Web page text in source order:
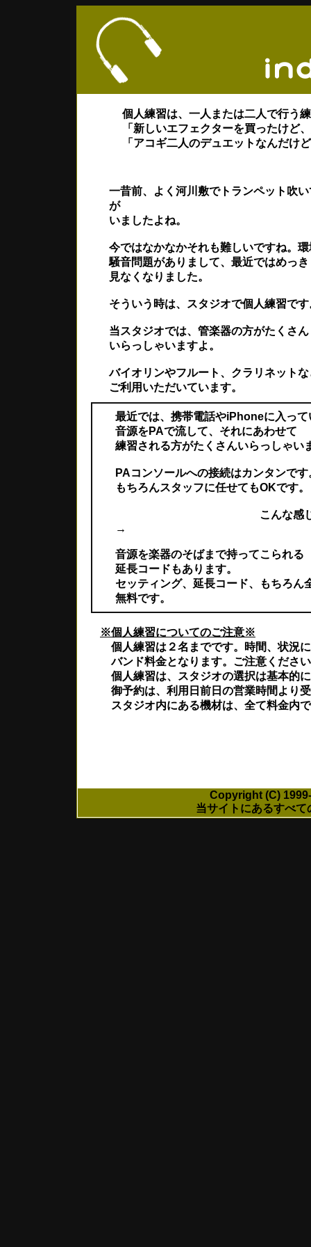
個人練習は、一人または二人で行う練
「新しいエフェクターを買ったけど、爆
「アコギ二人のデュエットなんだけど
一昔前、よく河川敷でトランペット吹
が
いましたよね。
今ではなかなかそれも難しいですね。
騒音問題がありまして、最近ではめっき
見なくなりました。
そういう時は、スタジオで個人練習です
当スタジオでは、管楽器の方がたくさん
いらっしゃいますよ。
バイオリンやフルート、クラリネット
ご利用いただいています。
最近では、携帯電話やiPhoneに入って
音源をPAで流して、それにあわせて
練習される方がたくさんいらっしゃい
PAコンソールへの接続はカンタンです
もちろんスタッフに任せてもOKです。
こんな感じ・
→
音源を楽器のそばまで持ってこられる
延長コードもあります。
セッティング、延長コード、もちろん
無料です。
※個人練習についてのご注意※
個人練習は２名までです。時間、状況に
バンド料金となります。ご注意くださ
個人練習は、スタジオの選択は基本的に
御予約は、利用日前日の営業時間より受
スタジオ内にある機材は、全て料金内で
Copyright (C)
当サイトにあるすべ